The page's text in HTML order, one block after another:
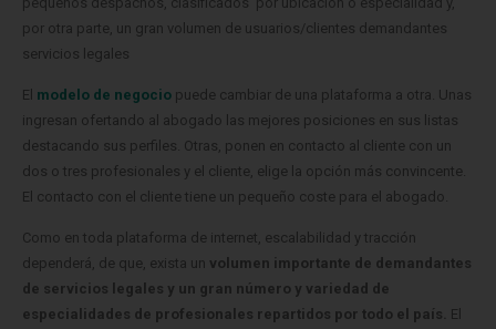
por otra parte, un gran volumen de usuarios/clientes demandantes
servicios legales
El modelo de negocio puede cambiar de una plataforma a otra. Unas
ingresan ofertando al abogado las mejores posiciones en sus listas
destacando sus perfiles. Otras, ponen en contacto al cliente con un
dos o tres profesionales y el cliente, elige la opción más convincente.
El contacto con el cliente tiene un pequeño coste para el abogado.
Como en toda plataforma de internet, escalabilidad y tracción
dependerá, de que, exista un volumen importante de demandantes
de servicios legales y un gran número y variedad de
especialidades de profesionales repartidos por todo el país. El